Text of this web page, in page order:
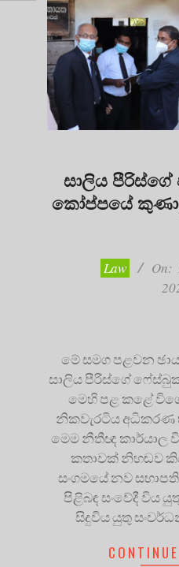
සාලිය
කෝප්පයේ
Law On:
මේ සමග පළවන
සාලිය පීරිස්ගේ
මෙහි පළ කළේ
නිකවැරටිය අධිකරණ
මෙම නීතීඥ කාර්යාල
කතාවක් නිහඬව
සංගමයේ නව
පිළිබඳ සංවේදී විය
සිදුවිය යුතු